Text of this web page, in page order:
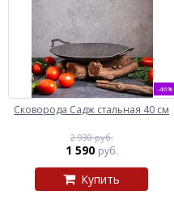
-46%
Сковорода Садж стальная 40 см
2 930 руб.
1 590 руб.
Купить